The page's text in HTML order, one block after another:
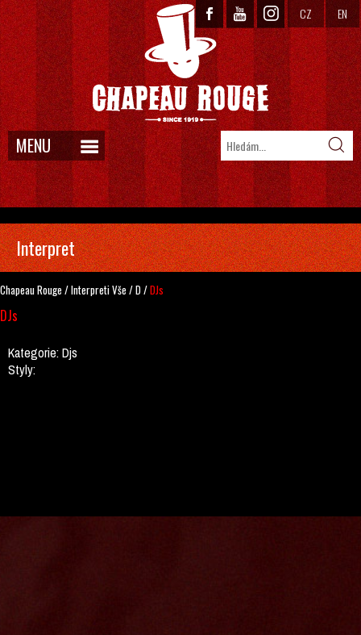
CZ EN
MENU
Interpret
Chapeau Rouge /InterpretiVše /D/DJs
DJs
Kategorie:Djs
Styly: